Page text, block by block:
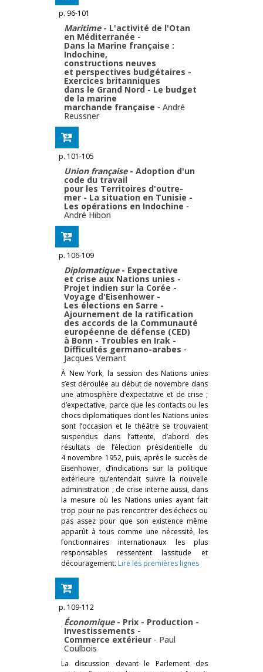
p. 96-101
Maritime - L'activité de l'Otan
en Méditerranée -
Dans la Marine française :
Indochine,
constructions neuves
et perspectives budgétaires -
Exercices britanniques
dans le Grand Nord - Le budget
de la marine
marchande française - André
Reussner
p. 101-105
Union française- Adoption d'un
code du travail
pour les Territoires d'outre-
mer - La situation en Tunisie -
Les opérations en Indochine -
André Hibon
p. 106-109
Diplomatique - Expectative
et crise aux Nations unies -
Projet indien sur la Corée -
Voyage d'Eisenhower -
Les élections en Sarre -
Ajournement de la ratification
des accords de la Communauté
européenne de défense (CED)
à Bonn - Troubles en Irak -
Difficultés germano-arabes -
Jacques Vernant
À New York, la session des Nations unies
s’est déroulée au début de novembre dans
une atmosphère d’expectative et de crise ;
d’expectative, parce que les contacts ou les
chocs diplomatiques dont les Nations unies
sont l’occasion et le théâtre se trouvaient
suspendus dans l’attente, d’abord des
résultats de l’élection présidentielle du
4 novembre 1952, puis, après le succès de
Eisenhower, d’indications sur la politique
extérieure qu’entendait suivre la nouvelle
administration ; de crise interne aussi, dans
la mesure où les Nations unies ayant fait
trop pour ne pas rencontrer des échecs ou
pas assez pour que son existence même
apparût à tous comme une nécessité, les
fonctionnaires internationaux les plus
responsables ressentent lassitude et
découragement. Lire les premières lignes
p. 109-112
Économique - Prix - Production -
Investissements -
Commerce extérieur - Paul
Coulbois
La discussion devant le Parlement des